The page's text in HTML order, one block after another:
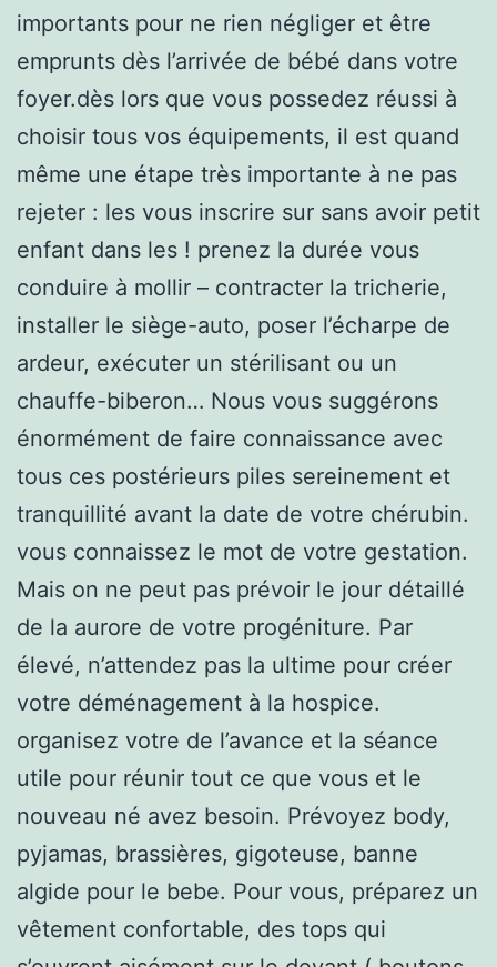
importants pour ne rien négliger et être
emprunts dès l’arrivée de bébé dans votre
foyer.dès lors que vous possedez réussi à
choisir tous vos équipements, il est quand
même une étape très importante à ne pas
rejeter : les vous inscrire sur sans avoir petit
enfant dans les ! prenez la durée vous
conduire à mollir – contracter la tricherie,
installer le siège-auto, poser l’écharpe de
ardeur, exécuter un stérilisant ou un
chauffe-biberon… Nous vous suggérons
énormément de faire connaissance avec
tous ces postérieurs piles sereinement et
tranquillité avant la date de votre chérubin.
vous connaissez le mot de votre gestation.
Mais on ne peut pas prévoir le jour détaillé
de la aurore de votre progéniture. Par
élevé, n’attendez pas la ultime pour créer
votre déménagement à la hospice.
organisez votre de l’avance et la séance
utile pour réunir tout ce que vous et le
nouveau né avez besoin. Prévoyez body,
pyjamas, brassières, gigoteuse, banne
algide pour le bebe. Pour vous, préparez un
vêtement confortable, des tops qui